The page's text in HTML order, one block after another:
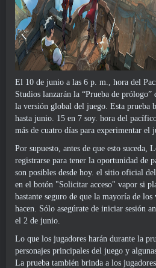
El 10 de junio a las 6 p. m., hora del
Studios lanzarán la “Prueba de
la versión global del juego. Esta prueba
hasta junio. 15 en 7 soy. hora del
más de cuatro días para experimentar el
Por supuesto, antes de que esto suceda,
registrarse para tener la oportunidad de
son posibles desde hoy. el sitio oficial
en el botón "Solicitar acceso" vapor si
bastante seguro de que la mayoría de
hacen. Sólo asegúrate de iniciar sesión
el 2 de junio.
Lo que los jugadores harán durante la
personajes principales del juego y
La prueba también brinda a los